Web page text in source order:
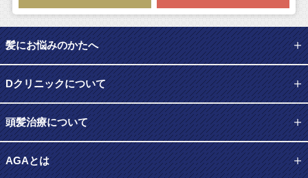
髪にお悩みのかたへ
Dクリニックについて
頭髪治療について
AGAとは